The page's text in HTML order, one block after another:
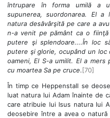
întrupare în forma umilă a
supunerea, suordonarea. El
natura desăvârşită pe care a
n-a venit pe pământ ca o
putere şi splendoare....În loc
putere şi glorie, ocupând un
oameni, El S-a umilit. El a mers
cu moartea Sa pe cruce.[70]
În timp ce Heppenstall se
luat natura lui Adam înainte de
care atribuie lui Isus natura lui
deosebire între a avea o